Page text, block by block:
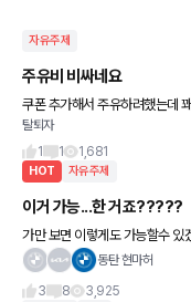
자유주제
주유비 비싸네요
쿠폰 추가해서 주유하려했는데 꽤나 올랐
주유도 힘드네요.
탈퇴자
1
1 1,681
HOT 자유주제
이거 가능...한 거죠?????
가만 보면 이렇게도 가능할수 있
동탄 현마허
3
8 3,925